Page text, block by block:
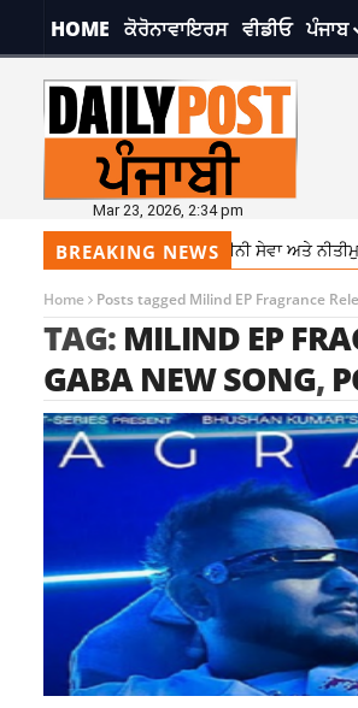
HOME ਕੋਰੋਨਾਵਾਇਰਸ ਵੀਡੀਓ ਪੰਜਾਬ
Mar 23, 2026, 2:34 pm
BREAKING NEWS
ਰਵਿੰਦਰ ਸਿੰਘ ਖੇੜਾ ਦਾ ਉਭਾਰ: ਜ਼ਮੀਨੀ ਸੇਵਾ ਅਤੇ
Home Posts tagged Milind EP Fragrance
TAG: MILIND EP
GABA NEW SONG,